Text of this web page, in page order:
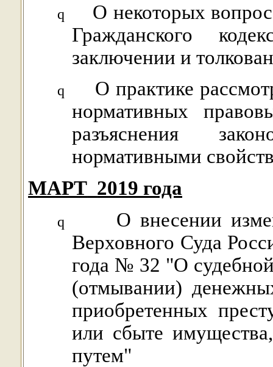
q
О некоторых
Гражданского
заключении и
q
О практике
нормативных
разъяснения
нормативными
МАРТ 2019 года
q
О внесении
Верховного Суда
года № 32 "О
(отмывании)
приобретенных
или сбыте
путем"